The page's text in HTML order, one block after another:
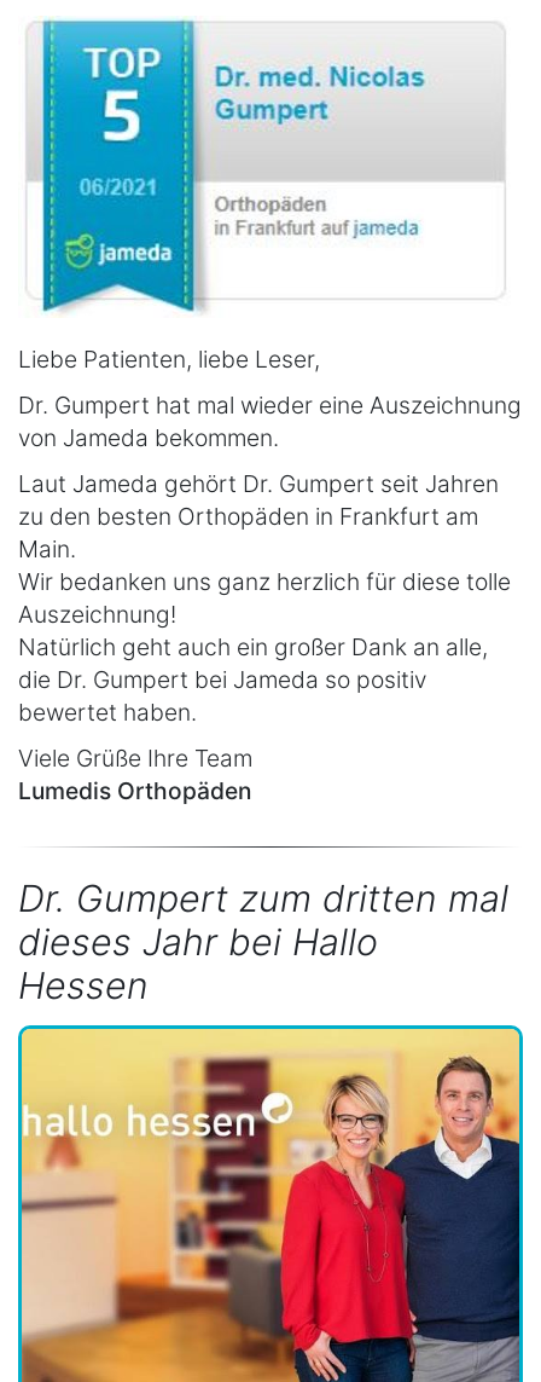
Liebe Patienten, liebe Leser,
Dr. Gumpert hat mal wieder eine Auszeichnung
von Jameda bekommen.
Laut Jameda gehört Dr. Gumpert seit Jahren
zu den besten Orthopäden in Frankfurt am
Main.
Wir bedanken uns ganz herzlich für diese tolle
Auszeichnung!
Natürlich geht auch ein großer Dank an alle,
die Dr. Gumpert bei Jameda so positiv
bewertet haben.
Viele Grüße Ihre Team
Lumedis Orthopäden
Dr. Gumpert zum dritten mal
dieses Jahr bei Hallo
Hessen